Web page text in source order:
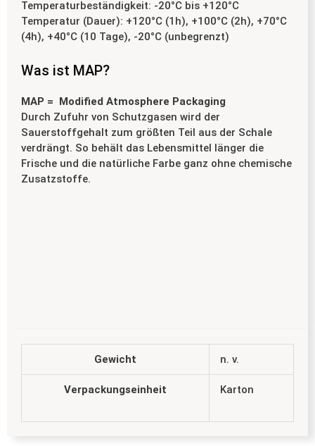
Temperaturbeständigkeit: -20°C bis +120°C
Temperatur (Dauer): +120°C (1h), +100°C (2h), +70°C
(4h), +40°C (10 Tage), -20°C (unbegrenzt)
Was ist MAP?
MAP = Modified Atmosphere Packaging
Durch Zufuhr von Schutzgasen wird der
Sauerstoffgehalt zum größten Teil aus der Schale
verdrängt. So behält das Lebensmittel länger die
Frische und die natürliche Farbe ganz ohne chemische
Zusatzstoffe.
Gewicht n. v.
Verpackungseinheit Karton